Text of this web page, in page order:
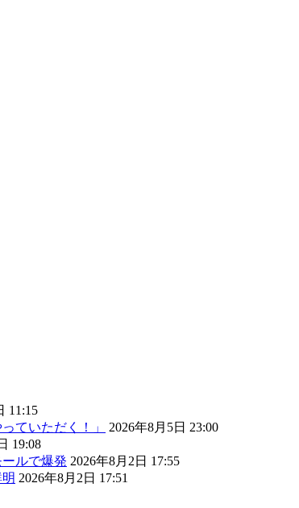
11:15
ていただく！」
2026年8月5日 23:00
19:08
ルで爆発 2026年8月2日 17:55
2026年8月2日 17:51